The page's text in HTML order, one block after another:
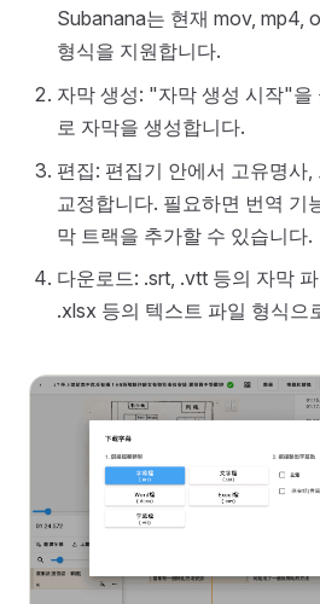
Subanana는 현재 mov, mp4,
형식을 지원합니다.
자막 생성: "자막 생성 시작"을
로 자막을 생성합니다.
편집: 편집기 안에서 고유명사
교정합니다. 필요하면 번역 기
막 트랙을 추가할 수 있습니다.
다운로드: .srt, .vtt 등의 자막
.xlsx 등의 텍스트 파일 형식으